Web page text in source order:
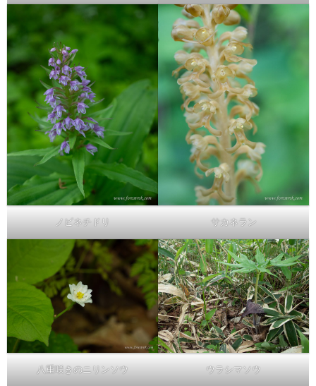
ノビネチドリ サカネラン
八重咲きのニリンソウ ウラシマソウ